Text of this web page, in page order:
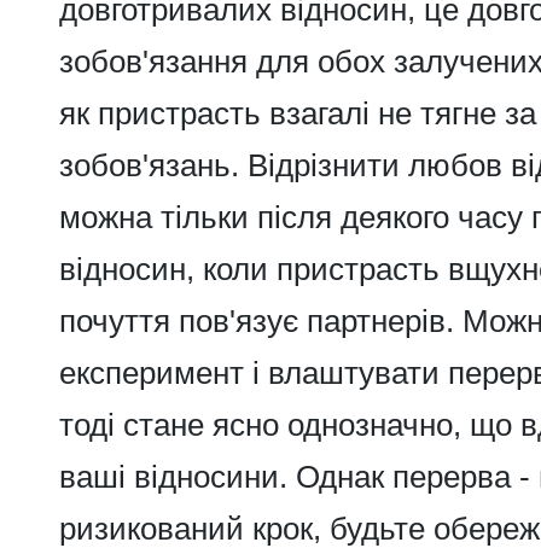
довготривалих відносин, це
зобов'язання для обох
як пристрасть взагалі не тягне
зобов'язань. Відрізнити любов
можна тільки після деякого часу
відносин, коли пристрасть
почуття пов'язує партнерів.
експеримент і влаштувати
тоді стане ясно однозначно, що
ваші відносини. Однак перерва
ризикований крок, будьте